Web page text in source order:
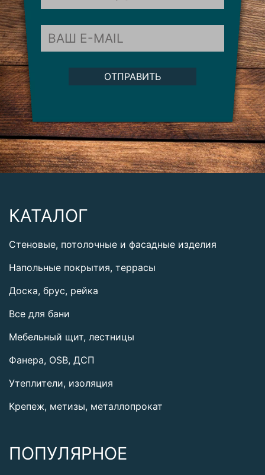
ОТПРАВИТЬ
КАТАЛОГ
Стеновые, потолочные и фасадные изделия
Напольные покрытия, террасы
Доска, брус, рейка
Все для бани
Мебельный щит, лестницы
Фанера, OSB, ДСП
Утеплители, изоляция
Крепеж, метизы, металлопрокат
ПОПУЛЯРНОЕ